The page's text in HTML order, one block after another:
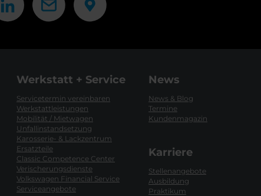
Werkstatt + Service
Servicetermin vereinbaren
Werkstattleistungen
Mobilität / Mietwagen
Unfallinstandsetzung
Karosserie- & Lackzentrum
Ersatzteile
Classic Competence Center
Verischerungsdienste
Volkswagen Financial Service
Serviceangebote
News
News & Blog
Termine
Kundenmagazin
Karriere
Stellenangebote
Ausbildung
Praktikum